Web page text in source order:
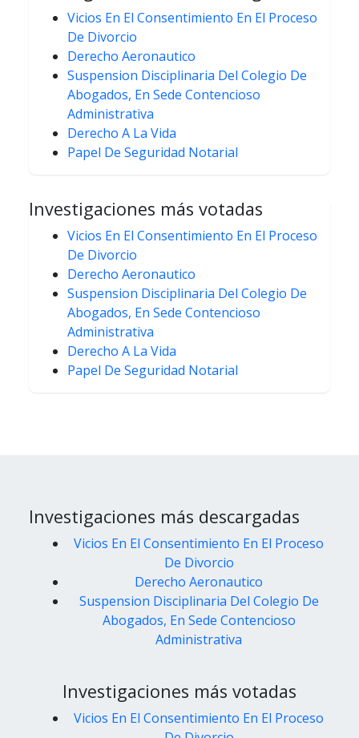
Vicios En El Consentimiento En El Proceso
De Divorcio
Derecho Aeronautico
Suspension Disciplinaria Del Colegio De
Abogados, En Sede Contencioso
Administrativa
Derecho A La Vida
Papel De Seguridad Notarial
Investigaciones más votadas
Vicios En El Consentimiento En El Proceso
De Divorcio
Derecho Aeronautico
Suspension Disciplinaria Del Colegio De
Abogados, En Sede Contencioso
Administrativa
Derecho A La Vida
Papel De Seguridad Notarial
Investigaciones más descargadas
Vicios En El Consentimiento En El Proceso
De Divorcio
Derecho Aeronautico
Suspension Disciplinaria Del Colegio De
Abogados, En Sede Contencioso
Administrativa
Investigaciones más votadas
Vicios En El Consentimiento En El Proceso